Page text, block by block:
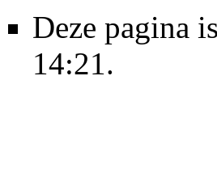
Deze pagina
14:21.